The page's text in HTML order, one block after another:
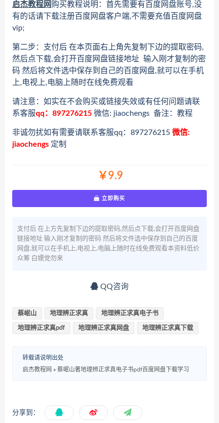
启杰教程网购买教程说明：首先需要有百度网盘账号,没
有的话请下载注册百度网盘客户端,不需要充值百度网盘
vip;
第二步：支付后 在本页面右上角先复制下边的提取密码,
然后点下载,会打开百度网盘链接地址 输入刚才复制的密
码 然后将文件选中保存到自己的百度网盘,就可以在手机
上,电视上,电脑上随时在线免费观看
请注意：如实在不会购买或链接失效或有任何问题请联
系客服qq：897276215 微信: jiaochengs 备注：教程
非诚勿扰如有需要请联系客服qq：897276215 微信:
jiaochengs 定制
￥9.9
立即购买
支付后 在上方先复制下边的提取密码,然后点下载,会打开百度网盘
链接地址 输入刚才复制的密码 然后将文件选中保存到自己的百度
网盘,就可以在手机上,电视上,电脑上随时在线免费观看本资料低价
众筹 白嫖党勿来
QQ咨询
蔡岷山 地理辨正求真 地理辨正求真电子书
地理辨正求真pdf 地理辨正求真网盘 地理辨正求真下载
转载请说明出处
启杰教程网 » 蔡岷山著地理辨正求真电子书pdf百度网盘下载学习
分享到：